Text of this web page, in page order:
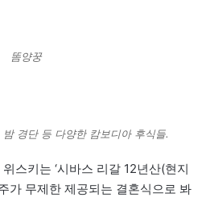
똠양꿍
경단 등 다양한 캄보디아 후식들.
스키는 ‘시바스 리갈 12년산(현지
가 무제한 제공되는 결혼식으로 봐